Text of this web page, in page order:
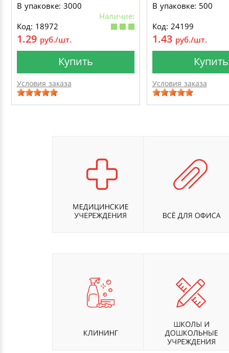
В упаковке: 3000
Наличие:
Код: 18972
1.29 руб./шт.
Купить
Условия заказа
В упаковке: 500
Код: 24199
1.43 руб./шт.
Купить
Условия заказа